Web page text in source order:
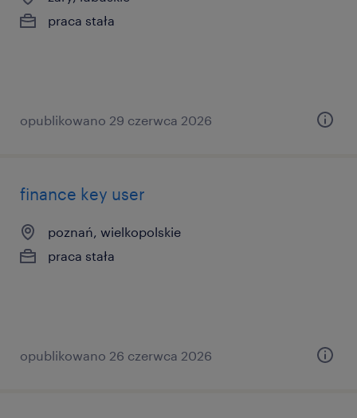
praca stała
opublikowano 29 czerwca 2026
finance key user
poznań, wielkopolskie
praca stała
opublikowano 26 czerwca 2026